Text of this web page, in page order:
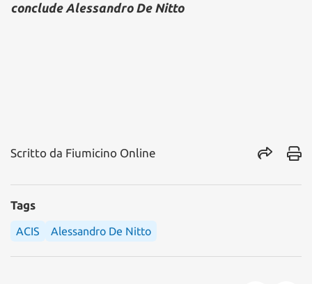
conclude Alessandro De Nitto
Scritto da Fiumicino Online
Tags
ACIS Alessandro De Nitto